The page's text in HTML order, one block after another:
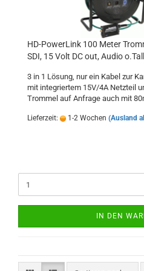
HD-PowerLink 100 Meter
SDI, 15 Volt DC out, Audio
3 in 1 Lösung, nur ein Kabel zur
mit integriertem 15V/4A Netzteil
Trommel auf Anfrage auch mit
Lieferzeit: 1-2 Wochen (Ausland
IN DEN